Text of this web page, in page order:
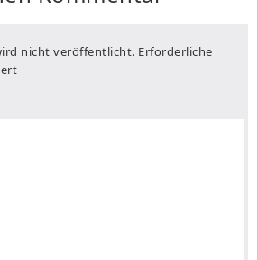
nicht veröffentlicht. Erforderliche